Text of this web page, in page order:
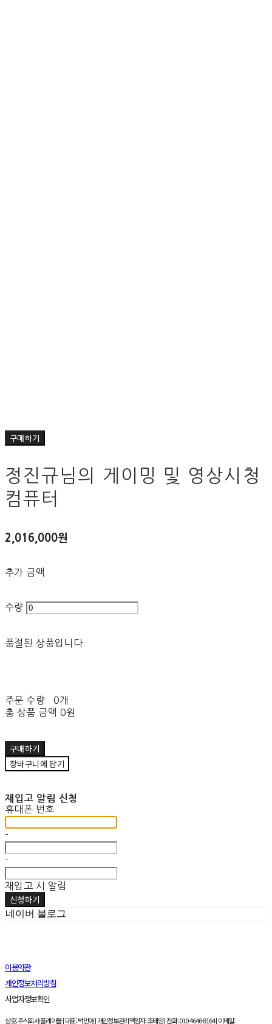
구매하기
정진규님의 게이밍 및 영상시청
컴퓨터
2,016,000원
추가 금액
수량
품절된 상품입니다.
주문 수량
0개
총 상품 금액 0원
구매하기
장바구니에 담기
재입고 알림 신청
휴대폰 번호
-
-
재입고 시 알림
신청하기
네이버 블로그
이용약관
개인정보처리방침
사업자정보확인
상호: 주식회사 플레이몰 | 대표: 박민아 | 개인정보관리책임자: 조태양 | 전화: 010-4646-8164 | 이메일: